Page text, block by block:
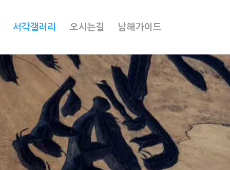
서각갤러리 오시는길 남해가이드